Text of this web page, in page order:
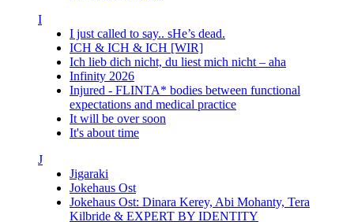
I
I just called to say.. sHe’s dead.
ICH & ICH & ICH [WIR]
Ich lieb dich nicht, du liest mich nicht – aha
Infinity 2026
Injured - FLINTA* bodies between functional
expectations and medical practice
It will be over soon
It's about time
J
Jigaraki
Jokehaus Ost
Jokehaus Ost: Dinara Kerey, Abi Mohanty, Tera
Kilbride & EXPERT BY IDENTITY